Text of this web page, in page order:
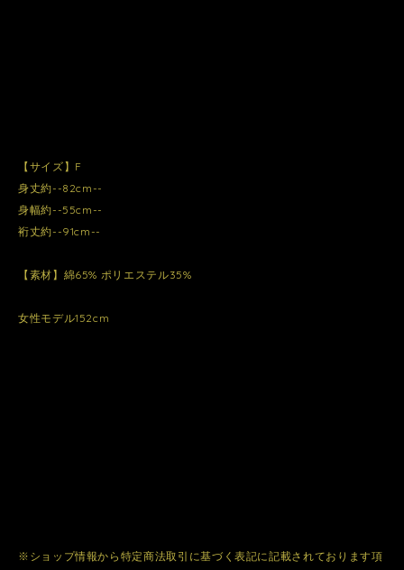
【サイズ】F
身丈約--82cm--
身幅約--55cm--
裄丈約--91cm--
【素材】綿65% ポリエステル35%
女性モデル152cm
※ショップ情報から特定商法取引に基づく表記に記載されております項